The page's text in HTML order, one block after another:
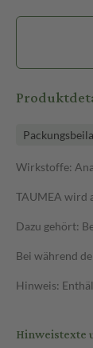
Wirkstoffe:
TAUMEA wird
Dazu gehört:
Bei während
Hinweis:
Hinweistexte